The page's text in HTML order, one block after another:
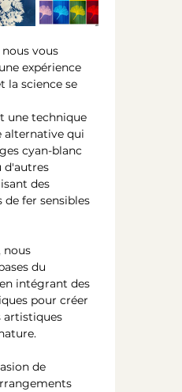
vous
expérience
la science se
une technique
alternative qui
cyan-blanc
d'autres
des
de fer sensibles
nous
du
intégrant des
pour créer
artistiques
de